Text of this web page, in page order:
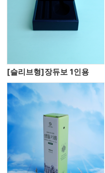
[슬리브형]장듀보 1인용